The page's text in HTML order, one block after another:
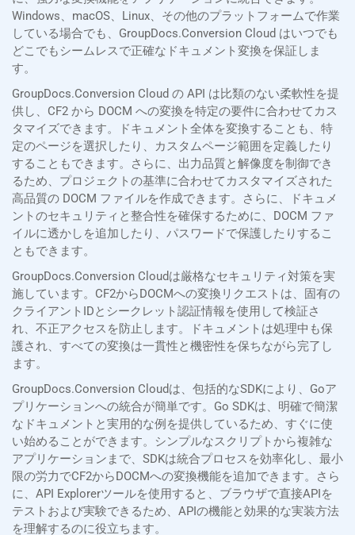
Windows、macOS、Linux、その他のプラットフォームで作業
している場合でも、GroupDocs.Conversion Cloud はいつでも
どこでもシームレスで正確なドキュメント変換を保証しま
す。
GroupDocs.Conversion Cloud の API は比類のない柔軟性を提
供し、CF2 から DOCM への変換を特定の要件に合わせてカス
タマイズできます。ドキュメント全体を変換することも、特
定のページを選択したり、カスタムページ範囲を定義したり
することもできます。さらに、出力品質と解像度を制御でき
るため、プロジェクトの基準に合わせてカスタマイズされた
高品質の DOCM ファイルを作成できます。さらに、ドキュメ
ントのセキュリティと整合性を確保するために、DOCM ファ
イルに透かしを追加したり、パスワードで保護したりするこ
ともできます。
GroupDocs.Conversion Cloudは厳格なセキュリティ対策を実
施しています。CF2からDOCMへの変換リクエストは、固有の
クライアントIDとシークレット認証情報を使用して検証さ
れ、不正アクセスを防止します。ドキュメントは処理中も保
護され、すべての変換は一貫性と機密性を保ちながら完了し
ます。
GroupDocs.Conversion Cloudは、包括的なSDKにより、Goア
プリケーションへの統合が簡単です。Go SDKは、明確で簡潔
なドキュメントと実用的な例を提供しているため、すぐに使
い始めることができます。シンプルなスクリプトから複雑な
アプリケーションまで、SDKは統合プロセスを効率化し、最小
限の労力でCF2からDOCMへの変換機能を追加できます。さら
に、API Explorerツールを使用すると、ブラウザで直接APIを
テストおよび実験できるため、APIの機能と効果的な実装方法
を理解するのに役立ちます。